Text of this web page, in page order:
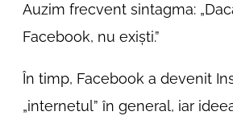
Auzim frecvent sintagma:
Facebook, nu exiști.”
În timp, Facebook a devenit
„internetul” în general, iar